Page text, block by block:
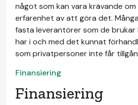
något som kan vara krävande
erfarenhet av att göra det.
fasta leverantörer som de brukar
har i och med det kunnat
som privatpersoner inte får
Finansiering
Finansiering